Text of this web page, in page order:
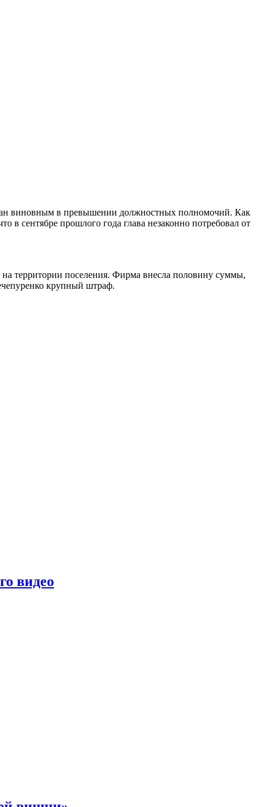
виновным в превышении должностных полномочий. Как
в сентябре прошлого года глава незаконно потребовал от
территории поселения. Фирма внесла половину суммы,
крупный штраф.
видео